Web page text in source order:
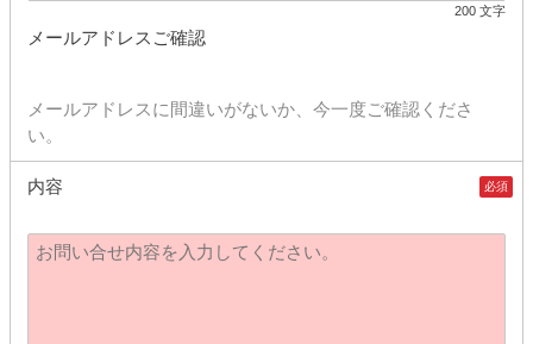
200 文字
メールアドレスご確認
メールアドレスに間違いがないか、今一度ご確認くださ
い。
内容 必須